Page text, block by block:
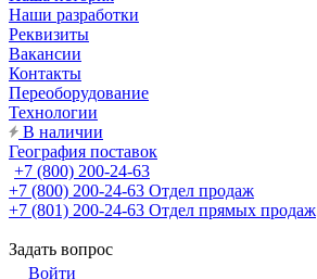
Наши разработки
Реквизиты
Вакансии
Контакты
Переоборудование
Технологии
В наличии
География поставок
+7 (800) 200-24-63
+7 (800) 200-24-63 Отдел продаж
+7 (801) 200-24-63 Отдел прямых продаж
Задать вопрос
Войти